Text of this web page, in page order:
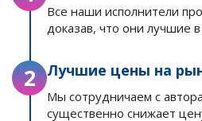
Все наши исполнители
доказав, что они лучшие
2 Лучшие цены на
Мы сотрудничаем с
существенно снижает